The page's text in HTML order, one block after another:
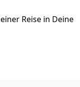
Reise in Deine